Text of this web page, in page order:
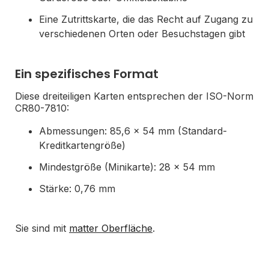
Eine Zutrittskarte, die das Recht auf Zugang zu
verschiedenen Orten oder Besuchstagen gibt
Ein spezifisches Format
Diese dreiteiligen Karten entsprechen der ISO-Norm
CR80-7810:
Abmessungen: 85,6 x 54 mm (Standard-
Kreditkartengröße)
Mindestgröße (Minikarte): 28 x 54 mm
Stärke: 0,76 mm
Sie sind mit matter Oberfläche.